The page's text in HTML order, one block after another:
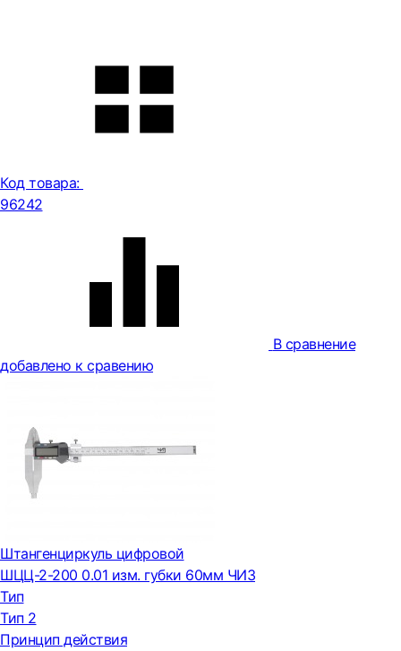
Код товара:
96242
В сравнение
добавлено к сравению
Штангенциркуль цифровой
ШЦЦ-2-200 0.01 изм. губки 60мм ЧИЗ
Тип
Тип 2
Принцип действия